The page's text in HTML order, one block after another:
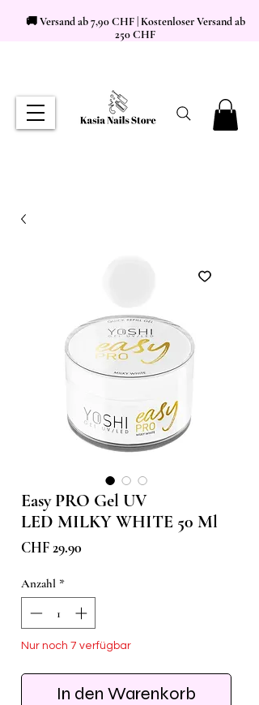
🚚 Versand ab 7,90 CHF | Kostenloser Versand ab
250 CHF
Easy PRO Gel UV
LED MILKY WHITE 50 Ml
CHF 29.90
Anzahl *
Nur noch 7 verfügbar
In den Warenkorb